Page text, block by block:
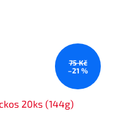
75 Kč
–21 %
20ks (144g)